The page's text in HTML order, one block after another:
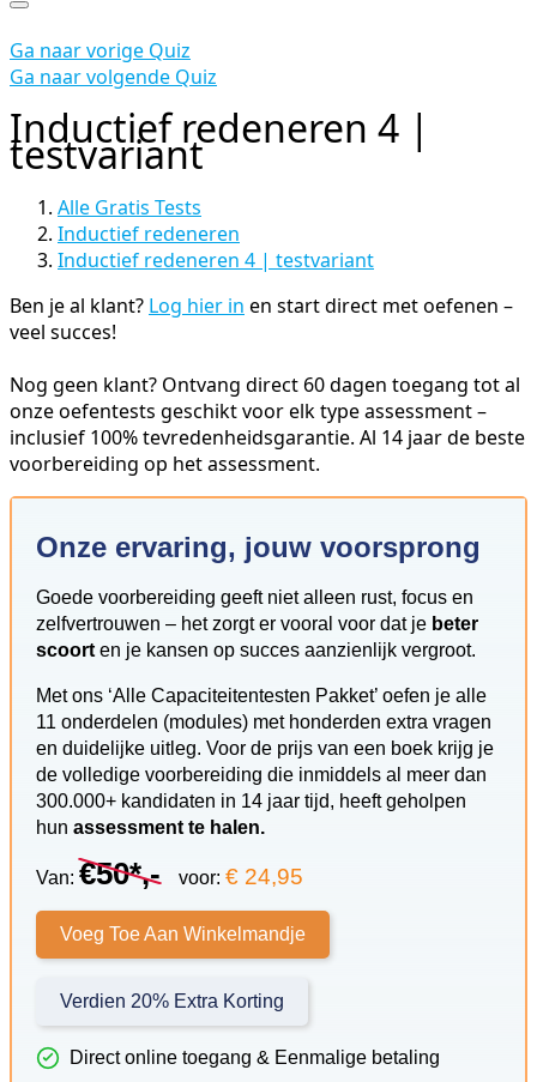
Ga naar vorige Quiz
Ga naar volgende Quiz
Inductief redeneren 4 |
testvariant
Alle Gratis Tests
Inductief redeneren
Inductief redeneren 4 | testvariant
Ben je al klant? Log hier in en start direct met oefenen –
veel succes!
Nog geen klant? Ontvang direct 60 dagen toegang tot al
onze oefentests geschikt voor elk type assessment –
inclusief 100% tevredenheidsgarantie. Al 14 jaar de beste
voorbereiding op het assessment.
Onze ervaring, jouw voorsprong
Goede voorbereiding geeft niet alleen rust, focus en
zelfvertrouwen – het zorgt er vooral voor dat je beter
scoort en je kansen op succes aanzienlijk vergroot.
Met ons ‘Alle Capaciteitentesten Pakket’ oefen je alle
11 onderdelen (modules) met honderden extra vragen
en duidelijke uitleg. Voor de prijs van een boek krijg je
de volledige voorbereiding die inmiddels al meer dan
300.000+ kandidaten in 14 jaar tijd, heeft geholpen
hun assessment te halen.
Van: €50*,- voor: € 24,95
Voeg Toe Aan Winkelmandje
Verdien 20% Extra Korting
Direct online toegang & Eenmalige betaling